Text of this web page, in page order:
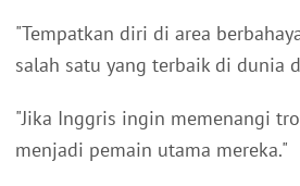
"Tempatkan diri di area
salah satu yang terbaik di dunia
"Jika Inggris ingin memenangi
menjadi pemain utama mereka."